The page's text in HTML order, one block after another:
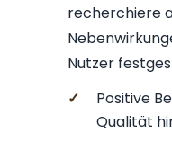
recherchiere
Nutzer
✓
Positive
Qualität